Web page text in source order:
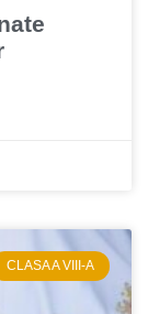
CLASA A VIII-A